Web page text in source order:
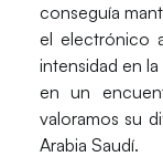
conseguía
el electrónico
intensidad en
en un
valoramos su
Arabia Saudí.